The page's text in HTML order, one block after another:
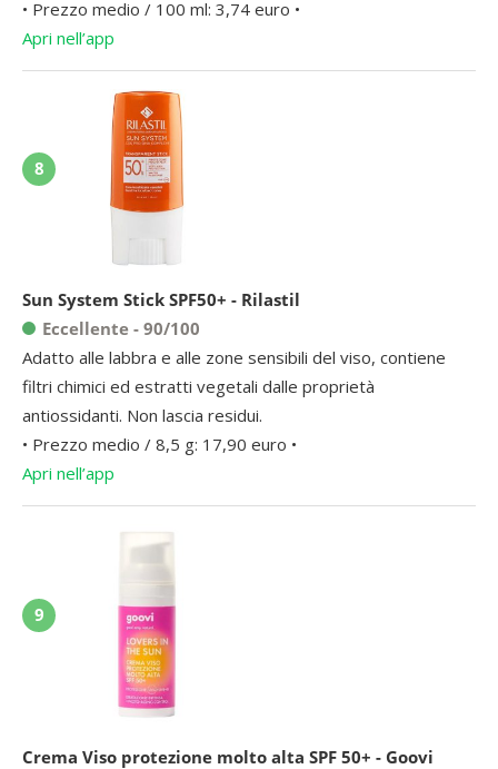
• Prezzo medio / 100 ml: 3,74 euro •
Apri nell’app
8
Sun System Stick SPF50+ - Rilastil
Eccellente - 90/100
Adatto alle labbra e alle zone sensibili del viso, contiene
filtri chimici ed estratti vegetali dalle proprietà
antiossidanti. Non lascia residui.
• Prezzo medio / 8,5 g: 17,90 euro •
Apri nell’app
9
Crema Viso protezione molto alta SPF 50+ - Goovi